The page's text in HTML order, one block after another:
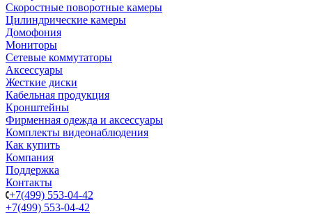
Скоростные поворотные камеры
Цилиндрические камеры
Домофония
Мониторы
Сетевые коммутаторы
Аксессуары
Жесткие диски
Кабельная продукция
Кронштейны
Фирменная одежда и аксессуары
Комплекты видеонаблюдения
Как купить
Компания
Поддержка
Контакты
+7(499) 553-04-42
+7(499) 553-04-42